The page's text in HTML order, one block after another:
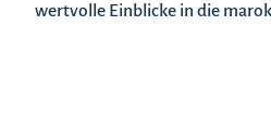
wertvolle Einblicke in die